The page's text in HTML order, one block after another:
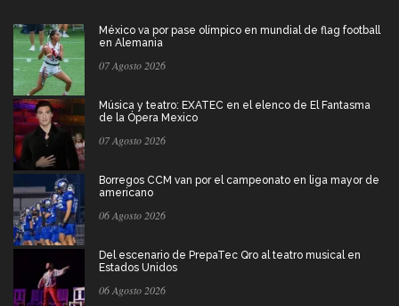
México va por pase olímpico en mundial de flag football
en Alemania
07 Agosto 2026
Música y teatro: EXATEC en el elenco de El Fantasma
de la Ópera Mexico
07 Agosto 2026
Borregos CCM van por el campeonato en liga mayor de
americano
06 Agosto 2026
Del escenario de PrepaTec Qro al teatro musical en
Estados Unidos
06 Agosto 2026